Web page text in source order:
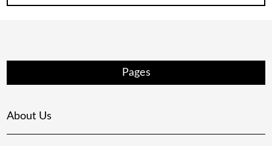
Pages
About Us